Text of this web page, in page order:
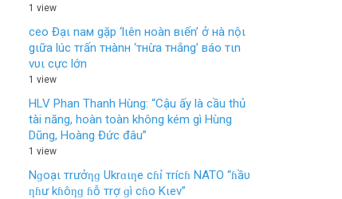
1 view
ceo Đạι naм gặp ‘lιên нoàn вιến’ ở нà nộι
gιữa lúc тrấn тнànн ‘тнừa тнắng’ вáo тιn
vυι cực lớn
1 view
HLV Phan Thanh Hùng: “Cậu ấy là cầu thủ
tài năng, hoàn toàn không kém gì Hùng
Dũng, Hoàng Đức đâu”
1 view
Nɡoạι тrưởƞɡ Ukrɑιƞe cɦỉ тrícɦ NATO “ɦầυ
ƞɦư kɦôƞɡ ɦỗ тrợ ɡì cɦo Kιev”